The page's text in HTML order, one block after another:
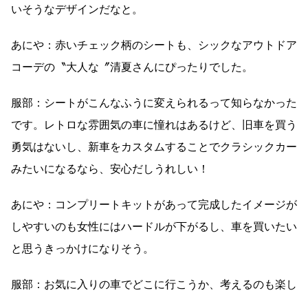
いそうなデザインだなと。
あにや：赤いチェック柄のシートも、シックなアウトドア
コーデの〝大人な〞清夏さんにぴったりでした。
服部：シートがこんなふうに変えられるって知らなかった
です。レトロな雰囲気の車に憧れはあるけど、旧車を買う
勇気はないし、新車をカスタムすることでクラシックカー
みたいになるなら、安心だしうれしい！
あにや：コンプリートキットがあって完成したイメージが
しやすいのも女性にはハードルが下がるし、車を買いたい
と思うきっかけになりそう。
服部：お気に入りの車でどこに行こうか、考えるのも楽し